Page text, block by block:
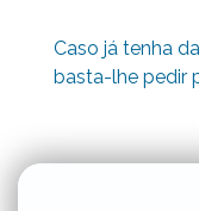
Caso já tenha
basta-lhe pedir